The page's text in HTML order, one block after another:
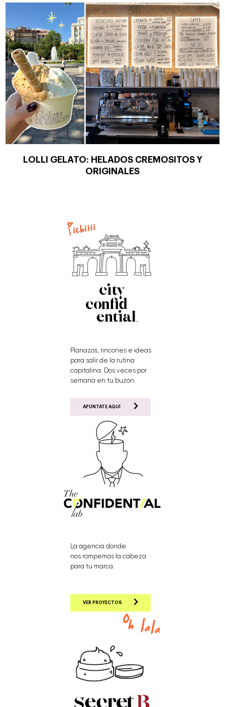
LOLLI GELATO: HELADOS CREMOSITOS Y
ORIGINALES
Planazos, rincones e ideas
para salir de la rutina
capitalina. Dos veces por
semana en tu buzón.
APÚNTATE AQUÍ
La agencia donde
nos rompemos la cabeza
para tu marca.
VER PROYECTOS